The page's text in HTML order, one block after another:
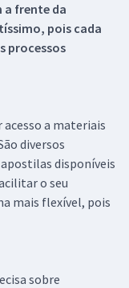
a frente da
pois cada
processos
acesso a materiais
diversos
disponíveis
o seu
mais flexível, pois
sobre